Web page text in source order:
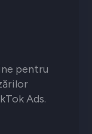
pentru
Ads.